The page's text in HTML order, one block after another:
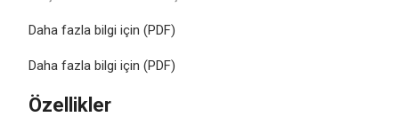
Daha fazla bilgi için (PDF)
Daha fazla bilgi için (PDF)
Özellikler